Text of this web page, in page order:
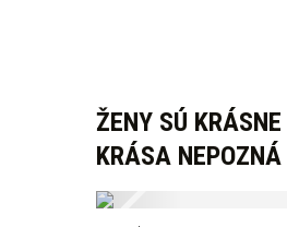
ŽENY SÚ
KRÁSA